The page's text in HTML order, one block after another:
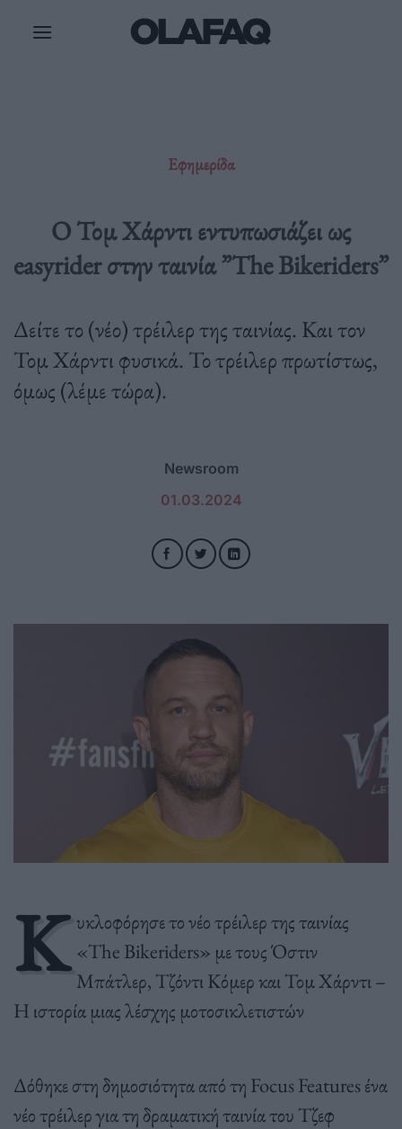
Εφημερίδα
Ο Τομ Χάρντι εντυπωσιάζει ως
easyrider στην ταινία ”The Bikeriders”
Δείτε το (νέο) τρέιλερ της ταινίας. Και τον
Τομ Χάρντι φυσικά. Το τρέιλερ πρωτίστως,
όμως (λέμε τώρα).
Newsroom
01.03.2024
Κ υκλοφόρησε το νέο τρέιλερ της ταινίας
«The Bikeriders» με τους Όστιν
Μπάτλερ, Τζόντι Κόμερ και Τομ Χάρντι –
Η ιστορία μιας λέσχης μοτοσικλετιστών
Δόθηκε στη δημοσιότητα από τη Focus Features ένα
νέο τρέιλερ για τη δραματική ταινία του Τζεφ